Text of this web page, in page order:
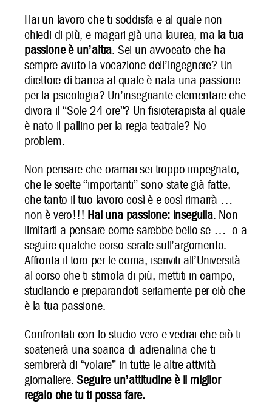
Hai un lavoro che ti soddisfa e al quale non
chiedi di più, e magari già una laurea, ma la tua
passione è un’altra. Sei un avvocato che ha
sempre avuto la vocazione dell’ingegnere? Un
direttore di banca al quale è nata una passione
per la psicologia? Un’insegnante elementare che
divora il “Sole 24 ore”? Un fisioterapista al quale
è nato il pallino per la regia teatrale? No
problem.
Non pensare che oramai sei troppo impegnato,
che le scelte “importanti” sono state già fatte,
che tanto il tuo lavoro così è e così rimarrà …
non è vero!!! Hai una passione: inseguila. Non
limitarti a pensare come sarebbe bello se … o a
seguire qualche corso serale sull’argomento.
Affronta il toro per le corna, iscriviti all’Università
al corso che ti stimola di più, mettiti in campo,
studiando e preparandoti seriamente per ciò che
è la tua passione.
Confrontati con lo studio vero e vedrai che ciò ti
scatenerà una scarica di adrenalina che ti
sembrerà di “volare” in tutte le altre attività
giornaliere.Seguire un’attitudine è il miglior
regalo che tu ti possa fare.